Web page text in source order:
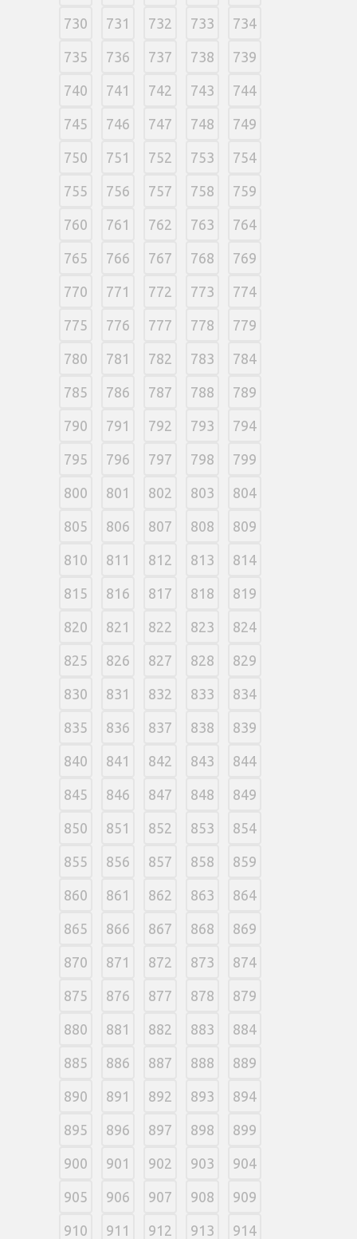
730 731 732 733 734
735 736 737 738 739
740 741 742 743 744
745 746 747 748 749
750 751 752 753 754
755 756 757 758 759
760 761 762 763 764
765 766 767 768 769
770 771 772 773 774
775 776 777 778 779
780 781 782 783 784
785 786 787 788 789
790 791 792 793 794
795 796 797 798 799
800 801 802 803 804
805 806 807 808 809
810 811 812 813 814
815 816 817 818 819
820 821 822 823 824
825 826 827 828 829
830 831 832 833 834
835 836 837 838 839
840 841 842 843 844
845 846 847 848 849
850 851 852 853 854
855 856 857 858 859
860 861 862 863 864
865 866 867 868 869
870 871 872 873 874
875 876 877 878 879
880 881 882 883 884
885 886 887 888 889
890 891 892 893 894
895 896 897 898 899
900 901 902 903 904
905 906 907 908 909
910 911 912 913 914